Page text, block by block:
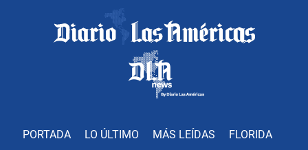
PORTADA LO ÚLTIMO MÁS LEÍDAS FLORIDA